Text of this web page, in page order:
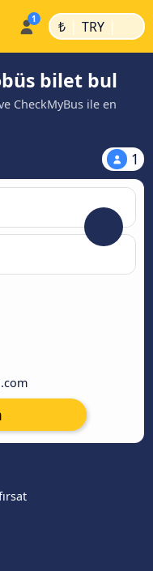
₺ | TRY |
bilet bul
CheckMyBus ile en
1